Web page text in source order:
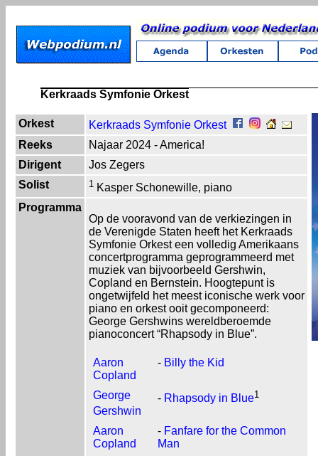
Kerkraads Symfonie Orkest
Orkest
Kerkraads Symfonie Orkest
Reeks
Najaar 2024 - America!
Dirigent
Jos Zegers
Solist
1 Kasper Schonewille, piano
Programma
Op de vooravond van de verkiezingen in
de Verenigde Staten heeft het Kerkraads
Symfonie Orkest een volledig Amerikaans
concertprogramma geprogrammeerd met
muziek van bijvoorbeeld Gershwin,
Copland en Bernstein. Hoogtepunt is
ongetwijfeld het meest iconische werk voor
piano en orkest ooit gecomponeerd:
George Gershwins wereldberoemde
pianoconcert “Rhapsody in Blue”.
Aaron
Copland
- Billy the Kid
George
Gershwin
- Rhapsody in Blue1
Aaron
Copland
- Fanfare for the Common
Man